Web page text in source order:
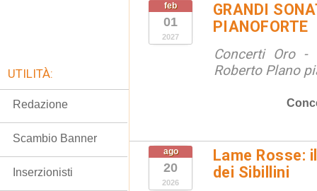
feb
01
2027
GRANDI
PIANOFORTE
Concerti Oro -
Roberto Plano
ago
20
2026
Lame Rosse:
dei Sibillini
UTILITÀ:
Redazione
Scambio Banner
Inserzionisti